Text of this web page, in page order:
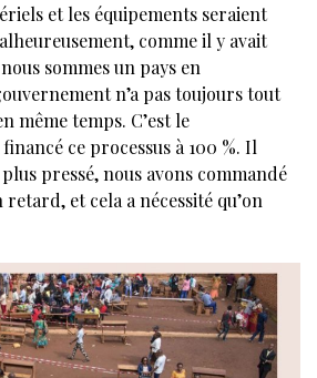
et les équipements seraient
comme il y avait
sommes un pays en
n’a pas toujours tout
même temps. C’est le
ce processus à 100 %. Il
pressé, nous avons commandé
retard, et cela a nécessité qu’on